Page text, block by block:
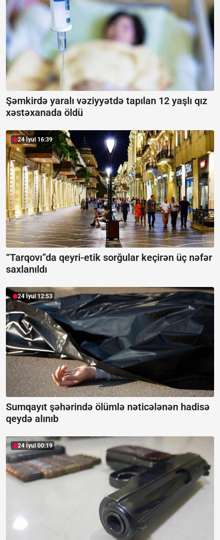
Şəmkirdə yaralı vəziyyətdə tapılan 12 yaşlı qız
xəstəxanada öldü
24 İyul 16:39
“Tarqovı”da qeyri-etik sorğular keçirən üç nəfər
saxlanıldı
24 İyul 12:53
Sumqayıt şəhərində ölümlə nəticələnən hadisə
qeydə alınıb
24 İyul 00:19